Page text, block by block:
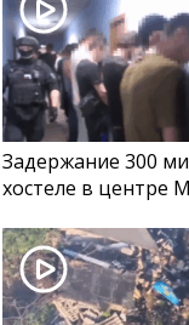
Задержание 300
хостеле в центре